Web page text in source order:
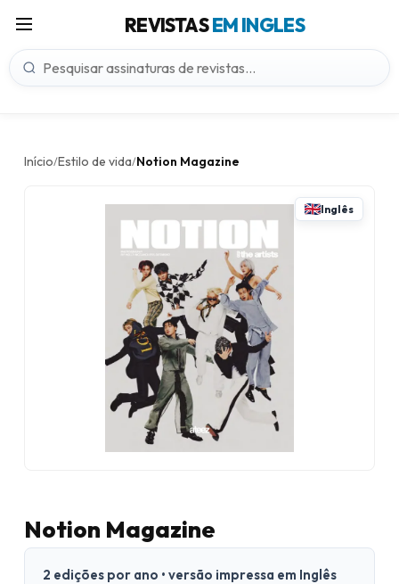
REVISTASEM INGLES
Início/Estilo de vida/Notion Magazine
Inglês
Notion Magazine
2 edições por ano • versão impressa em Inglês